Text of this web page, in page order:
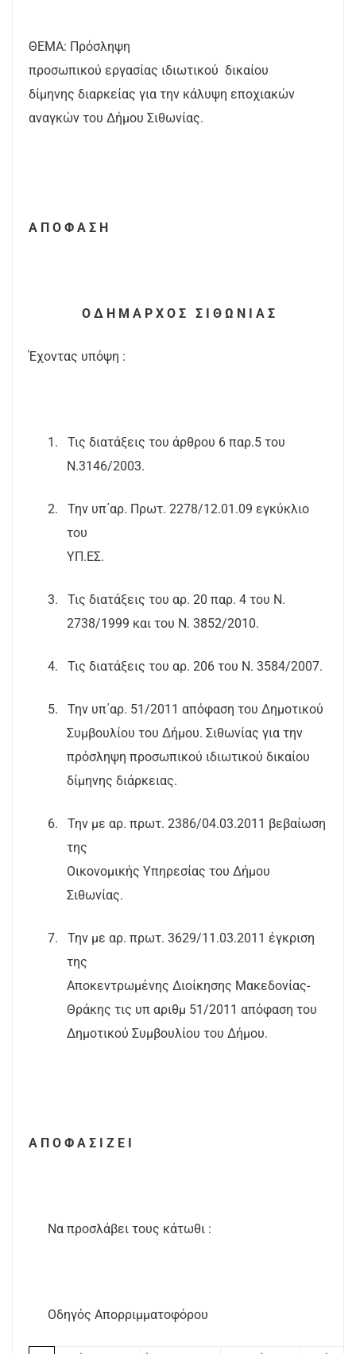
ΘΕΜΑ: Πρόσληψη
προσωπικού εργασίας ιδιωτικού δικαίου
δίμηνης διαρκείας για την κάλυψη εποχιακών
αναγκών του Δήμου Σιθωνίας.
Α Π Ο Φ Α Σ Η
Ο Δ Η Μ Α Ρ Χ Ο Σ Σ Ι Θ Ω Ν Ι Α Σ
Έχοντας υπόψη :
1.
Τις διατάξεις του άρθρου 6 παρ.5 του
Ν.3146/2003.
2.
Την υπ΄αρ. Πρωτ. 2278/12.01.09 εγκύκλιο
του
ΥΠ.ΕΣ.
3.
Τις διατάξεις του αρ. 20 παρ. 4 του Ν.
2738/1999 και του Ν. 3852/2010.
4. Τις διατάξεις του αρ. 206 του Ν. 3584/2007.
5.
Την υπ΄αρ. 51/2011 απόφαση του Δημοτικού
Συμβουλίου του Δήμου. Σιθωνίας για την
πρόσληψη προσωπικού ιδιωτικού δικαίου
δίμηνης διάρκειας.
6.
Την με αρ. πρωτ. 2386/04.03.2011 βεβαίωση
της
Οικονομικής Υπηρεσίας του Δήμου
Σιθωνίας.
7.
Την με αρ. πρωτ. 3629/11.03.2011 έγκριση
της
Αποκεντρωμένης Διοίκησης Μακεδονίας-
Θράκης τις υπ αριθμ 51/2011 απόφαση του
Δημοτικού Συμβουλίου του Δήμου.
Α Π Ο Φ Α Σ Ι Ζ Ε Ι
Να προσλάβει τους κάτωθι :
Οδηγός Απορριμματοφόρου